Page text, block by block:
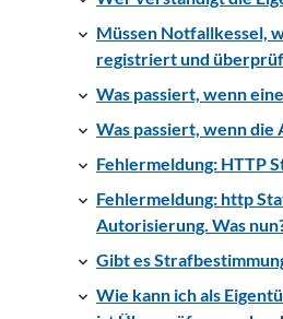
Müssen Notfallkessel,
registriert und
Was passiert, wenn
Was passiert, wenn
Fehlermeldung: HTTP
Fehlermeldung: http
Autorisierung. Was
Gibt es
Wie kann ich als
ist Überprüfungen